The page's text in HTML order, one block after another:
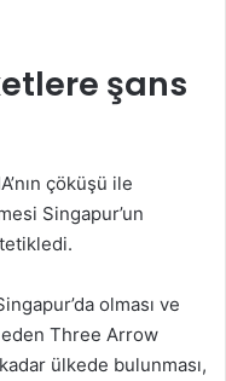
şans
çöküşü ile
Singapur’un
tetikledi.
olması ve
eden Three Arrow
ülkede bulunması,